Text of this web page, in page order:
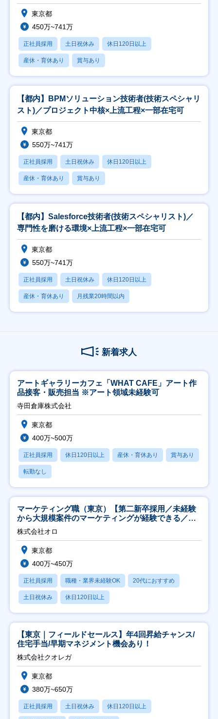
東京都
450万~741万
正社員採用 土日祝休み 休日120日以上
産休・育休あり 賞与あり
【都内】BPMソリューション技術者(技術スペシャリ
スト)／プロジェクト中核×上流工程×一部在宅可
東京都
550万~741万
正社員採用 土日祝休み 休日120日以上
産休・育休あり 賞与あり
【都内】Salesforce技術者(技術スペシャリスト)／
専門性を磨ける環境×上流工程×一部在宅可
東京都
550万~741万
正社員採用 土日祝休み 休日120日以上
産休・育休あり 月残業20時間以内
新着求人
アートギャラリーカフェ「WHAT CAFE」アート作
品接客・販売担当 ※アート領域未経験可
寺田倉庫株式会社
東京都
400万~500万
正社員採用 休日120日以上 産休・育休あり 賞与あり
転勤なし
マーケティング職（東京）【第二新卒採用／未経験
から大規模案件のマーケティングが経験できる／研
修充実】
株式会社オロ
東京都
400万~450万
正社員採用 職種・業界未経験OK 20代におすすめ
土日祝休み 休日120日以上
【東京｜フィールドセールス】年4回昇給チャンス/
住宅手当/早期マネジメント機会あり！
株式会社クオレガ
東京都
380万~650万
正社員採用 土日祝休み 休日120日以上